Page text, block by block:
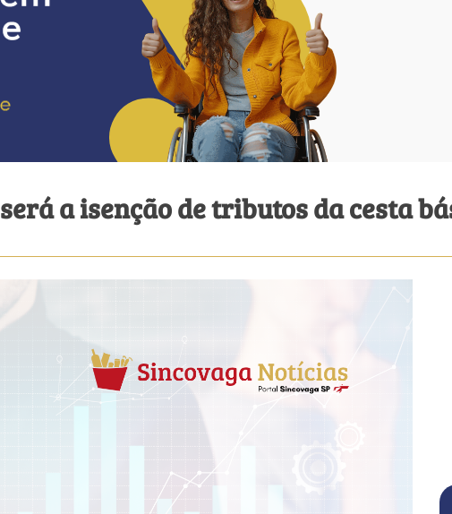
a isenção de tributos da cesta